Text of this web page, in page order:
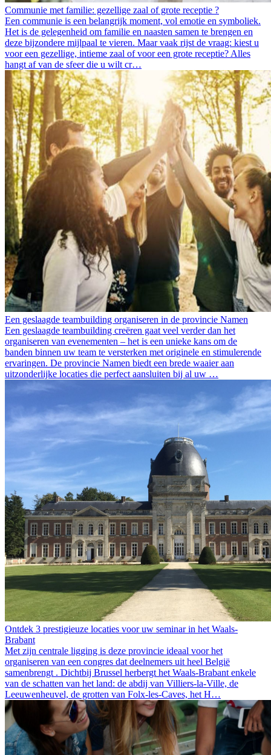
Communie met familie: gezellige zaal of grote receptie ?
Een communie is een belangrijk moment, vol emotie en symboliek.
Het is de gelegenheid om familie en naasten samen te brengen en
deze bijzondere mijlpaal te vieren. Maar vaak rijst de vraag: kiest u
voor een gezellige, intieme zaal of voor een grote receptie? Alles
hangt af van de sfeer die u wilt cr…
Een geslaagde teambuilding organiseren in de provincie Namen
Een geslaagde teambuilding creëren gaat veel verder dan het
organiseren van evenementen – het is een unieke kans om de
banden binnen uw team te versterken met originele en stimulerende
ervaringen. De provincie Namen biedt een brede waaier aan
uitzonderlijke locaties die perfect aansluiten bij al uw …
Ontdek 3 prestigieuze locaties voor uw seminar in het Waals-
Brabant
Met zijn centrale ligging is deze provincie ideaal voor het
organiseren van een congres dat deelnemers uit heel België
samenbrengt . Dichtbij Brussel herbergt het Waals-Brabant enkele
van de schatten van het land: de abdij van Villiers-la-Ville, de
Leeuwenheuvel, de grotten van Folx-les-Caves, het H…